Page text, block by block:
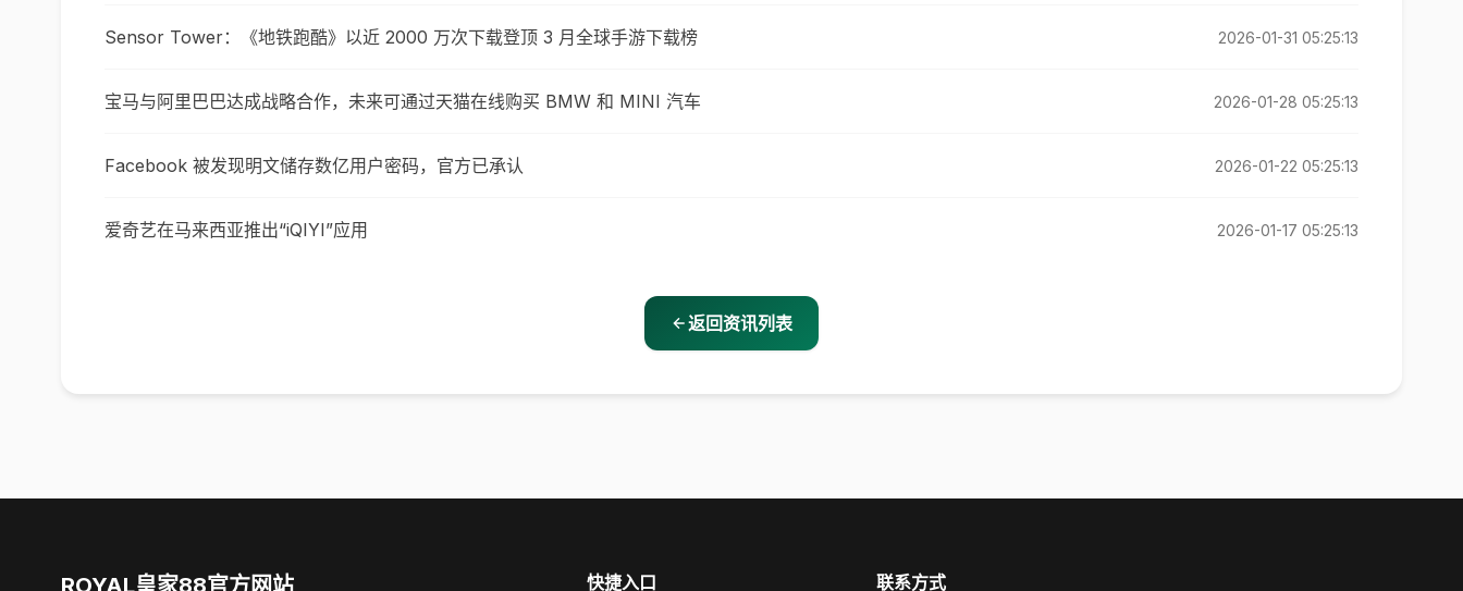
Sensor Tower：《地铁跑酷》以近 2000 万次下载登顶 3 月全球手游下载榜 2026-01-31 05:25:13
宝马与阿里巴巴达成战略合作，未来可通过天猫在线购买 BMW 和 MINI 汽车 2026-01-28 05:25:13
Facebook 被发现明文储存数亿用户密码，官方已承认 2026-01-22 05:25:13
爱奇艺在马来西亚推出“iQIYI”应用 2026-01-17 05:25:13
返回资讯列表
ROYAL皇家88官方网站 快捷入口 联系方式